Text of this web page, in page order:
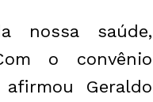
nossa saúde,
o convênio
Geraldo